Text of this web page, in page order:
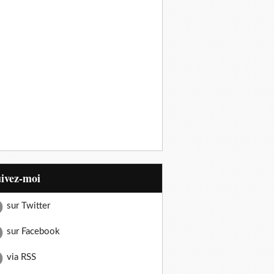
moi
sur Twitter
sur Facebook
via RSS